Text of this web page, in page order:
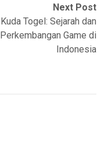
Next Post
Kuda Togel: Sejarah dan
Perkembangan Game di
Indonesia